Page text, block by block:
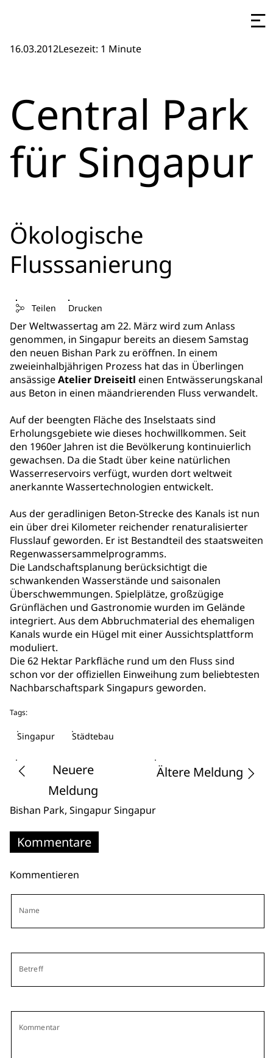
16.03.2012Lesezeit: 1 Minute
Central Park
für Singapur
Ökologische
Flusssanierung
Teilen Drucken
Der Weltwassertag am 22. März wird zum Anlass
genommen, in Singapur bereits an diesem Samstag
den neuen Bishan Park zu eröffnen. In einem
zweieinhalbjährigen Prozess hat das in Überlingen
ansässigeAtelier Dreiseitl einen Entwässerungskanal
aus Beton in einen mäandrierenden Fluss verwandelt.
Auf der beengten Fläche des Inselstaats sind
Erholungsgebiete wie dieses hochwillkommen. Seit
den 1960er Jahren ist die Bevölkerung kontinuierlich
gewachsen. Da die Stadt über keine natürlichen
Wasserreservoirs verfügt, wurden dort weltweit
anerkannte Wassertechnologien entwickelt.
Aus der geradlinigen Beton-Strecke des Kanals ist nun
ein über drei Kilometer reichender renaturalisierter
Flusslauf geworden. Er ist Bestandteil des staatsweiten
Regenwassersammelprogramms.
Die Landschaftsplanung berücksichtigt die
schwankenden Wasserstände und saisonalen
Überschwemmungen. Spielplätze, großzügige
Grünflächen und Gastronomie wurden im Gelände
integriert. Aus dem Abbruchmaterial des ehemaligen
Kanals wurde ein Hügel mit einer Aussichtsplattform
moduliert.
Die 62 Hektar Parkfläche rund um den Fluss sind
schon vor der offiziellen Einweihung zum beliebtesten
Nachbarschaftspark Singapurs geworden.
Tags:
Singapur Städtebau
Neuere
Meldung
Ältere Meldung
Bishan Park, SingapurSingapur
Kommentare
Kommentieren
Name
Betreff
Kommentar